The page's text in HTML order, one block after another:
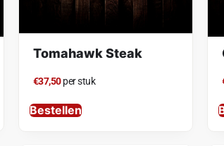
Tomahawk Steak
€37,50per stuk
Bestellen